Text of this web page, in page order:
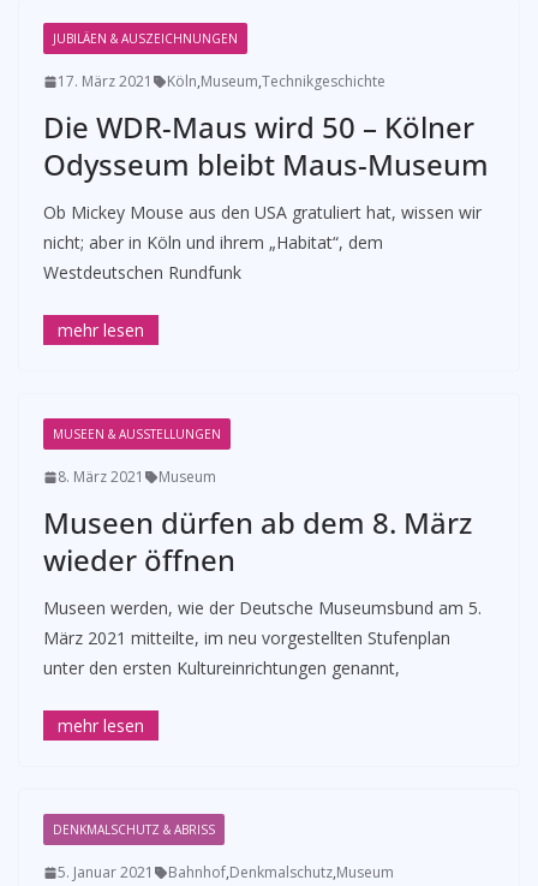
JUBILÄEN & AUSZEICHNUNGEN
17. März 2021 Köln,Museum,Technikgeschichte
Die WDR-Maus wird 50 – Kölner
Odysseum bleibt Maus-Museum
Ob Mickey Mouse aus den USA gratuliert hat, wissen wir
nicht; aber in Köln und ihrem „Habitat“, dem
Westdeutschen Rundfunk
MUSEEN & AUSSTELLUNGEN
8. März 2021 Museum
Museen dürfen ab dem 8. März
wieder öffnen
Museen werden, wie der Deutsche Museumsbund am 5.
März 2021 mitteilte, im neu vorgestellten Stufenplan
unter den ersten Kultureinrichtungen genannt,
DENKMALSCHUTZ & ABRISS
5. Januar 2021 Bahnhof,Denkmalschutz,Museum